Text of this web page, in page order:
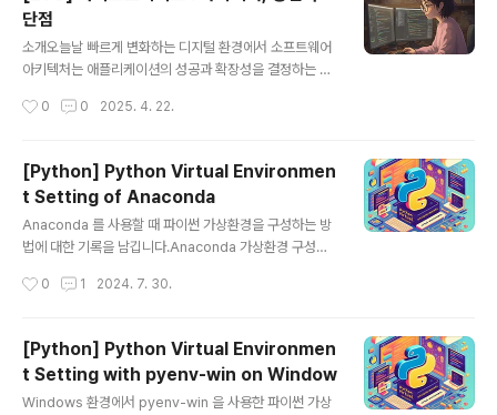
로 저장하는 방법과, 작업 시 유의할 점들을 정리해보았습
니다.requirements.txt란 무엇인가요?requirements.
txt는 Python 프로젝트에서 필요한 Package와 그 Ver
개발자나 ..
단점
소개오늘날 빠르게 변화하는 디지털 환경에서 소프트웨어
아키텍처는 애플리케이션의 성공과 확장성을 결정하는 데
service 가 오래전부터 사용하고 있죠. 그래서 이번에는
용해야하는 지에 대해 알아보겠습니다.Microservice 란
?Microservice는 애플리케이션 도메인 내에서 단일한
목적을 가진 독립적인 서비스입니다. 모든 기능을 하나의 c
odebase 에서 처리하는 거대한 monolithic applicati
설계되었습니다. 예를 들어, e-..
0 0 2025. 4. 22.
[Python] Python Virtual Environmen
t Setting of Anaconda
Anaconda 를 사용할 때 파이썬 가상환경을 구성하는 방
법에 대한 기록을 남깁니다.Anaconda 가상환경 구성하
양한 프로젝트마다 다른 패키지와 라이브러리를 사용할 필
nda는 이러한 가상환경을 쉽게 관리할 수 있는 도구를 제
공합니다. 이번 포스트에서는 Anaconda를 이용해 가상
환경을 구성하는 방법을 단계별로 자세히 설명하겠습니다.
0 1 2024. 7. 30.
[Python] Python Virtual Environmen
t Setting with pyenv-win on Window
Windows 환경에서 pyenv-win 을 사용한 파이썬 가상